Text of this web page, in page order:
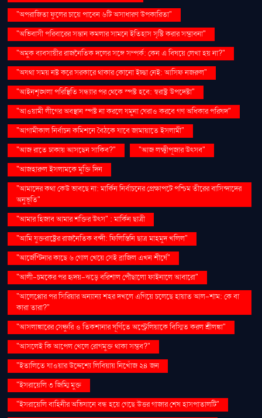
"অপরাজিতা ফুলের চায়ে পাবেন ৬টি অসাধারণ উপকারিতা"
"অভিবাসী পরিবারের সন্তান কমলার সামনে ইতিহাস সৃষ্টি করার সম্ভাবনা"
"অমুক ব্যবসায়ীর রাজনৈতিক দলের সঙ্গে সম্পর্ক: কেন এ বিষয়ে লেখা হয় না?"
"অযথা সময় নষ্ট করে সরকারে থাকার কোনো ইচ্ছা নেই: আসিফ নজরুল"
"আইনশৃঙ্খলা পরিস্থিতি সন্ধ্যার পর থেকে স্পষ্ট হবে: স্বরাষ্ট্র উপদেষ্টা"
"আওয়ামী লীগের অবস্থান স্পষ্ট না করলে যমুনা ঘেরাও করবে গণ অধিকার পরিষদ"
"আগামীকাল নির্বাচন কমিশনে বৈঠকে যাবে জামায়াতে ইসলামী"
"আজ রাতে ঢাকায় আসছেন সাকিব?"
"আজ লক্ষ্মীপূজার উৎসব"
"আজহারুল ইসলামকে মুক্তি দিন
"আমাদের কথা কেউ ভাবছে না: মার্কিন নির্বাচনের প্রেক্ষাপটে পশ্চিম তীরের বাসিন্দাদের
অনুভূতি"
"আমার হিজাব আমার শক্তির উৎস" : মার্কিন ছাত্রী
"আমি যুক্তরাষ্ট্রের রাজনৈতিক বন্দী: ফিলিস্তিনি ছাত্র মাহমুদ খলিল"
"আর্জেন্টিনার কাছে ৬ গোল খেয়ে সেই ব্রাজিল এখন শীর্ষে"
"আলী-চমকের পর হৃদয়-ঝড়ে বরিশাল পৌঁছালো ফাইনালে আবারো"
"আলেপ্পোর পর সিরিয়ার অন্যান্য শহর দখলে এগিয়ে চলেছে হায়াত আল-শাম: কে বা
কারা তারা?"
"আসলাঙ্কারের সেঞ্চুরি ও তিকশানার ঘূর্ণিতে অস্ট্রেলিয়াকে বিস্মিত করল শ্রীলঙ্কা"
"আসলেই কি আপেল খেলে রোগমুক্ত থাকা সম্ভব?"
"ইতালিতে যাওয়ার উদ্দেশ্যে লিবিয়ায় নিখোঁজ ২৪ জন
"ইসরায়েলি ৩ জিম্মি মুক্ত
"ইসরায়েলি বাহিনীর অভিযানে বন্ধ হয়ে গেছে উত্তর গাজার শেষ হাসপাতালটি"